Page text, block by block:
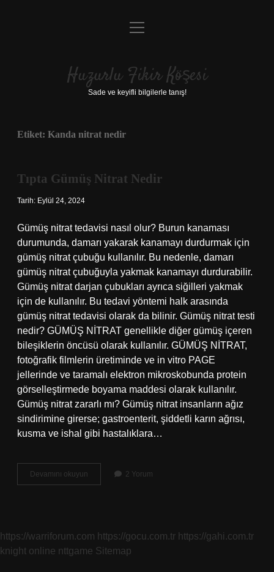
Anasayfa
Yasal Uyarı
menüyü
Huzurlu Fikir Köşesi
Sade ve keyifli bilgilerle tanış!
Etiket: Kanda nitrat nedir
Tıpta Gümüş Nitrat Nedir
Tarih: Eylül 24, 2024
Gümüş nitrat tedavisi nasıl olur? Burun kanaması
durumunda, damarı yakarak kanamayı durdurmak için
gümüş nitrat çubuğu kullanılır. Bu nedenle, damarı
gümüş nitrat çubuğuyla yakmak kanamayı durdurabilir.
Gümüş nitrat darjan çubukları ayrıca siğilleri yakmak
için de kullanılır. Bu tedavi yöntemi halk arasında
gümüş nitrat tedavisi olarak da bilinir. Gümüş nitrat testi
nedir? GÜMÜŞ NİTRAT genellikle diğer gümüş içeren
bileşiklerin öncüsü olarak kullanılır. GÜMÜŞ NİTRAT,
fotoğrafik filmlerin üretiminde ve in vitro PAGE
jellerinde ve taramalı elektron mikroskobunda protein
görselleştirmede boyama maddesi olarak kullanılır.
Gümüş nitrat zararlı mı? Gümüş nitrat insanların ağız
sindirimine girerse; gastroenterit, şiddetli karın ağrısı,
kusma ve ishal gibi hastalıklara…
Devamını okuyun
Gümüş
2 Yorum
https://warriforum.com https://gocu.com.tr https://gahi.com.tr
knight online nttgame Sitemap